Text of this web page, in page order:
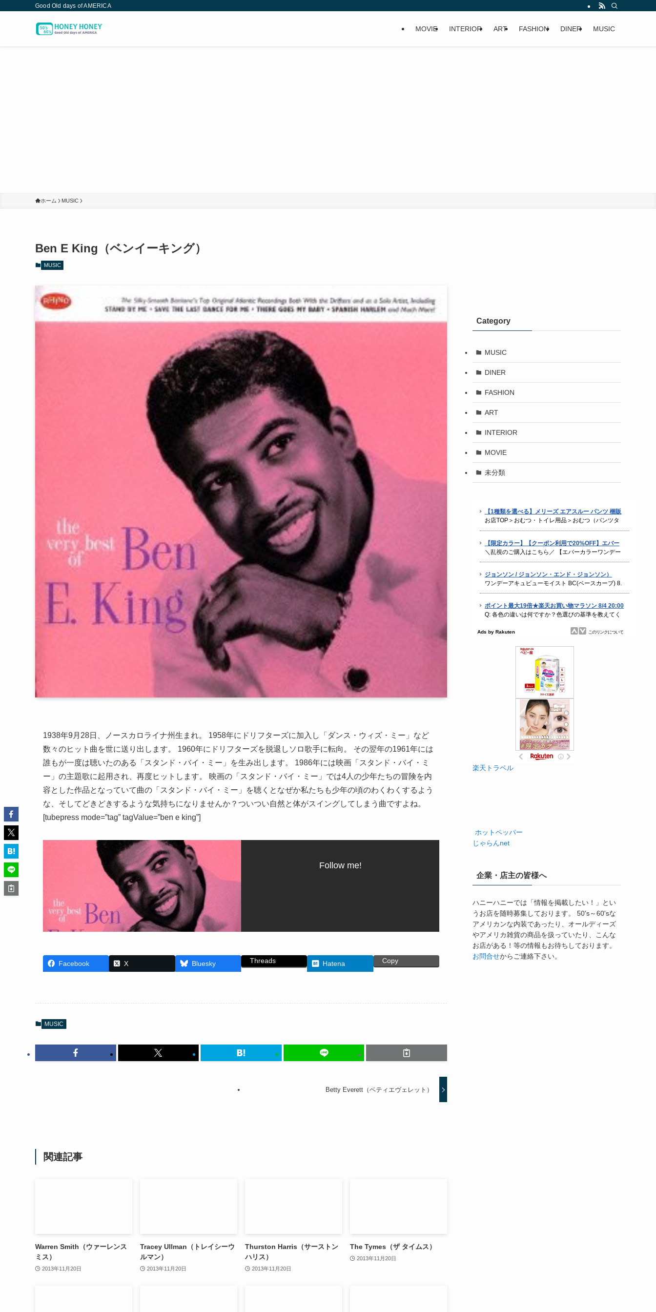
Good Old days of AMERICA
MOVIE INTERIOR ART FASHION DINER MUSIC
ホーム MUSIC
Ben E King（ベンイーキング）
MUSIC
1938年9月28日、ノースカロライナ州生まれ。 1958年にドリフターズに加入し「ダンス・ウィズ・ミー」など
数々のヒット曲を世に送り出します。 1960年にドリフターズを脱退しソロ歌手に転向。 その翌年の1961年には
誰もが一度は聴いたのある「スタンド・バイ・ミー」を生み出します。 1986年には映画「スタンド・バイ・ミ
ー」の主題歌に起用され、再度ヒットします。 映画の「スタンド・バイ・ミー」では4人の少年たちの冒険を内
容とした作品となっていて曲の「スタンド・バイ・ミー」を聴くとなぜか私たちも少年の頃のわくわくするよう
な、そしてどきどきするような気持ちになりませんか？ついつい自然と体がスイングしてしまう曲ですよね。
[tubepress mode=”tag” tagValue=”ben e king”]
Follow me!
Facebook X Bluesky Threads Hatena Copy
MUSIC
Betty Everett（ベティエヴェレット）
関連記事
Warren Smith（ウァーレンス
ミス）
2013年11月20日
Tracey Ullman（トレイシーウ
ルマン）
2013年11月20日
Thurston Harris（サーストン
ハリス）
2013年11月20日
The Tymes（ザ タイムス）
2013年11月20日
Category
MUSIC
DINER
FASHION
ART
INTERIOR
MOVIE
未分類
楽天トラベル
ホットペッパー
じゃらんnet
企業・店主の皆様へ
ハニーハニーでは「情報を掲載したい！」とい
うお店を随時募集しております。 50's～60'sな
アメリカンな内装であったり、オールディーズ
やアメリカ雑貨の商品を扱っていたり、こんな
お店がある！等の情報もお待ちしております。
お問合せからご連絡下さい。